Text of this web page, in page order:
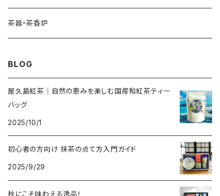
茶器・茶香炉
BLOG
屋久島紅茶｜自然の恵みを楽しむ国産和紅茶ティー
バッグ
2025/10/1
初心者の方向け 抹茶の点て方入門ガイド
2025/9/29
秋にこそ味わえる逸品！